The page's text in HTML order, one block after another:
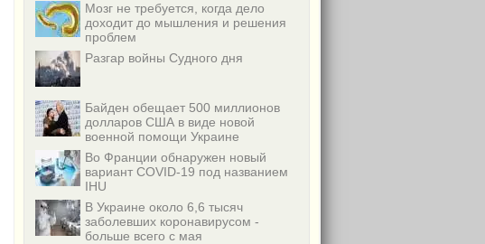
Мозг не требуется, когда дело
доходит до мышления и решения
проблем
Разгар войны Судного дня
Байден обещает 500 миллионов
долларов США в виде новой
военной помощи Украине
Во Франции обнаружен новый
вариант COVID-19 под названием
IHU
В Украине около 6,6 тысяч
заболевших коронавирусом -
больше всего с мая